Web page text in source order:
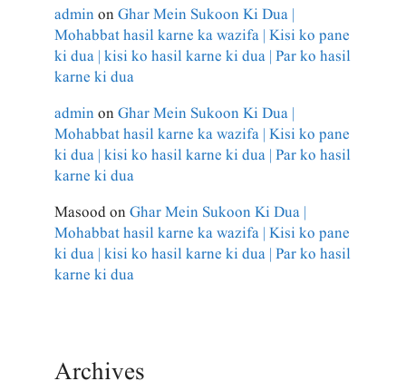
adminonGhar Mein Sukoon Ki Dua |
Mohabbat hasil karne ka wazifa | Kisi ko pane
ki dua | kisi ko hasil karne ki dua | Par ko hasil
karne ki dua
adminonGhar Mein Sukoon Ki Dua |
Mohabbat hasil karne ka wazifa | Kisi ko pane
ki dua | kisi ko hasil karne ki dua | Par ko hasil
karne ki dua
MasoodonGhar Mein Sukoon Ki Dua |
Mohabbat hasil karne ka wazifa | Kisi ko pane
ki dua | kisi ko hasil karne ki dua | Par ko hasil
karne ki dua
Archives